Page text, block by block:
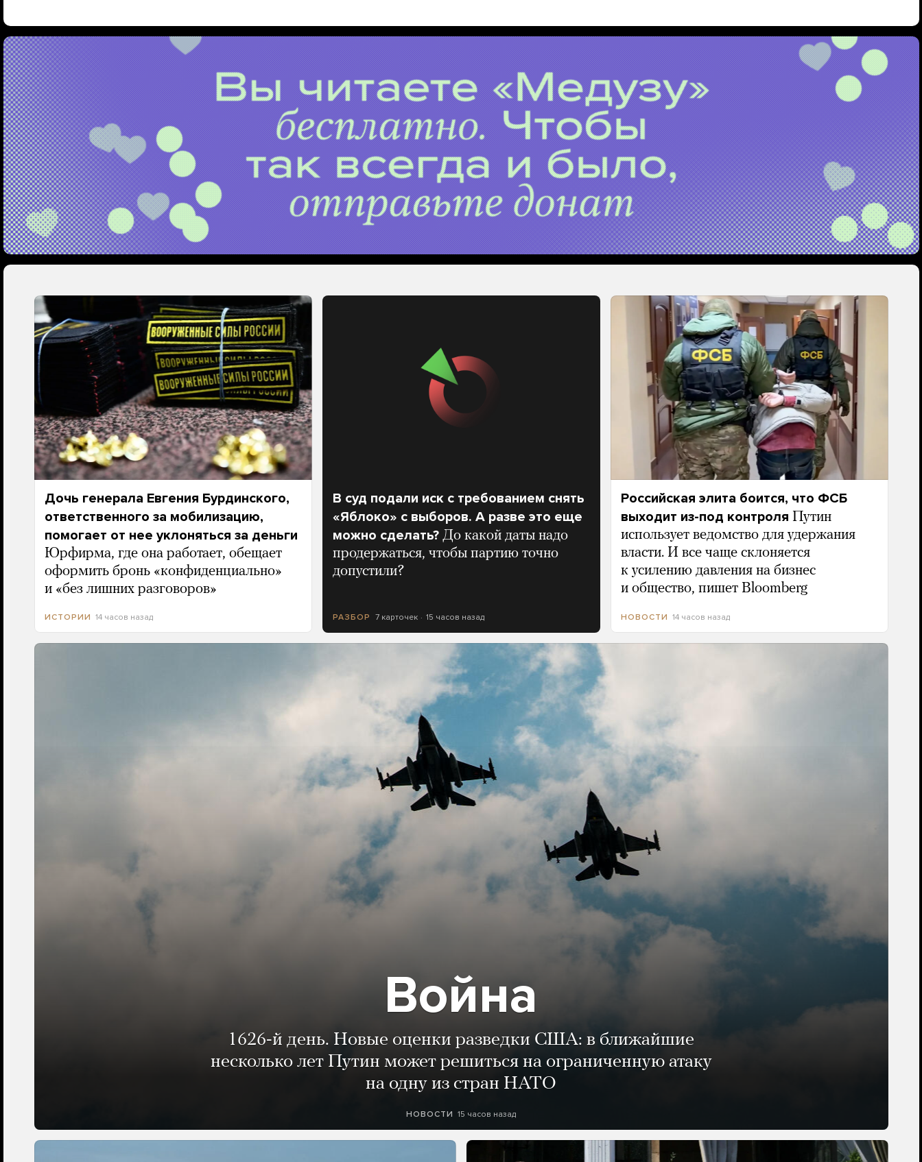
Дочь генерала Евгения Бурдинского,
ответственного за мобилизацию,
помогает от нее уклоняться за деньги
Юрфирма, где она работает, обещает
оформить бронь «конфиденциально»
и «без лишних разговоров»
ИСТОРИИ 14 часов назад
В суд подали иск с требованием снять
«Яблоко» с выборов. А разве это еще
можно сделать? До какой даты надо
продержаться, чтобы партию точно
допустили?
РАЗБОР 7 карточек 15 часов назад
Российская элита боится, что ФСБ
выходит из-под контроля Путин
использует ведомство для удержания
власти. И все чаще склоняется
к усилению давления на бизнес
и общество, пишет Bloomberg
НОВОСТИ 14 часов назад
Война
1626-й день. Новые оценки разведки США: в ближайшие
несколько лет Путин может решиться на ограниченную атаку
на одну из стран НАТО
НОВОСТИ 15 часов назад